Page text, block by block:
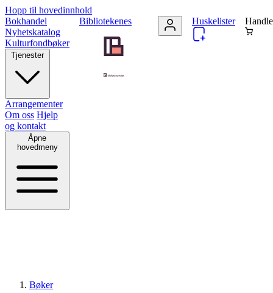
Hopp til hovedinnhold
Bibliotekenes
Bokhandel
Nyhetskatalog
Kulturfondbøker
Tjenester
Arrangementer
Om oss Hjelp
og kontakt
Åpne
hovedmeny
Huskelister
Bøker